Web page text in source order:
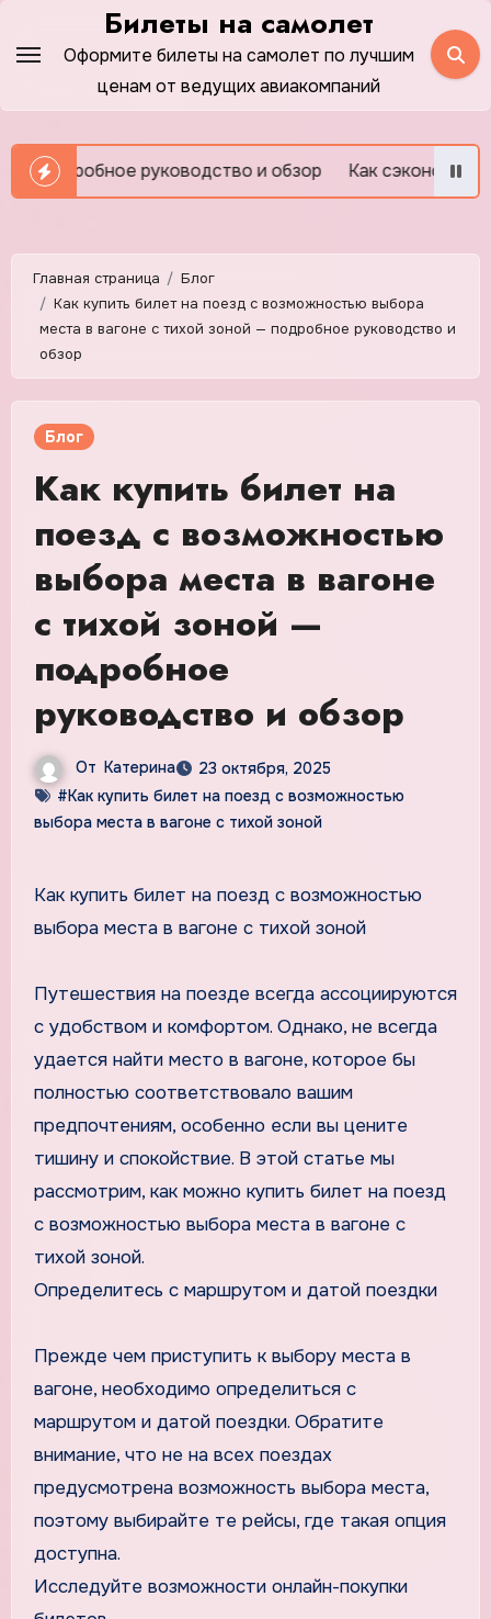
Билеты на самолет
Оформите билеты на самолет по лучшим
ценам от ведущих авиакомпаний
руководство и обзор Как сэкономить на
Главная страница
Блог
Как купить билет на поезд с возможностью выбора
места в вагоне с тихой зоной — подробное руководство и
обзор
Блог
Как купить билет на
поезд с возможностью
выбора места в вагоне
с тихой зоной —
подробное
руководство и обзор
От Катерина
23 октября, 2025
#Как купить билет на поезд с возможностью
выбора места в вагоне с тихой зоной
Как купить билет на поезд с возможностью
выбора места в вагоне с тихой зоной
Путешествия на поезде всегда ассоциируются
с удобством и комфортом. Однако, не всегда
удается найти место в вагоне, которое бы
полностью соответствовало вашим
предпочтениям, особенно если вы цените
тишину и спокойствие. В этой статье мы
рассмотрим, как можно купить билет на поезд
с возможностью выбора места в вагоне с
тихой зоной.
Определитесь с маршрутом и датой поездки
Прежде чем приступить к выбору места в
вагоне, необходимо определиться с
маршрутом и датой поездки. Обратите
внимание, что не на всех поездах
предусмотрена возможность выбора места,
поэтому выбирайте те рейсы, где такая опция
доступна.
Исследуйте возможности онлайн-покупки